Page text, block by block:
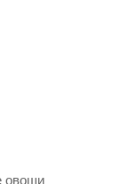
овощи